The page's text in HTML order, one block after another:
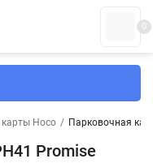
0
Hoco / Парковочная
Promise